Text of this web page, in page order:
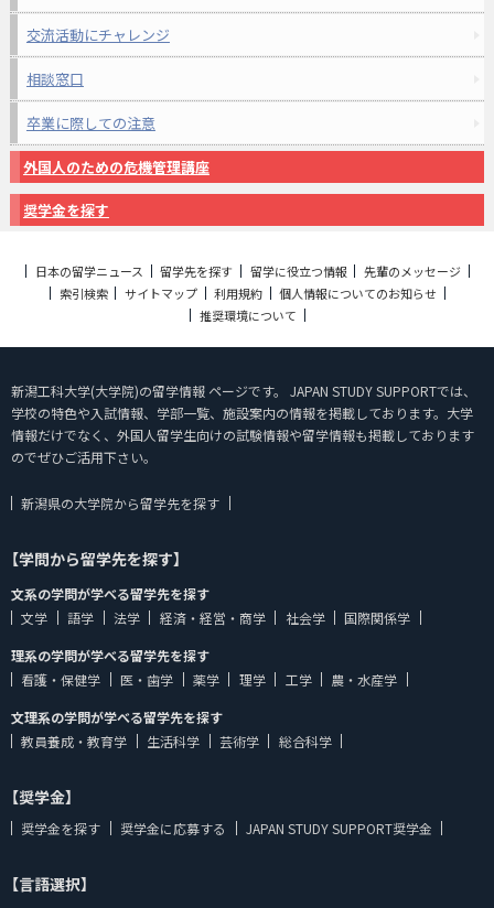
交流活動にチャレンジ
相談窓口
卒業に際しての注意
外国人のための危機管理講座
奨学金を探す
日本の留学ニュース 留学先を探す 留学に役立つ情報
先輩のメッセージ
索引検索
サイトマップ 利用規約
個人情報についてのお知らせ
推奨環境について
新潟工科大学(大学院)の留学情報 ページです。 JAPAN STUDY SUPPORTでは、
学校の特色や入試情報、学部一覧、施設案内の情報を掲載しております。大学
情報だけでなく、外国人留学生向けの試験情報や留学情報も掲載しております
のでぜひご活用下さい。
新潟県の大学院から留学先を探す
【学問から留学先を探す】
文系の学問が学べる留学先を探す
文学
語学 法学 経済・経営・商学 社会学
国際関係学
理系の学問が学べる留学先を探す
看護・保健学
医・歯学 薬学 理学 工学
農・水産学
文理系の学問が学べる留学先を探す
教員養成・教育学
生活科学 芸術学 総合科学
【奨学金】
奨学金を探す 奨学金に応募する JAPAN STUDY SUPPORT奨学金
【言語選択】